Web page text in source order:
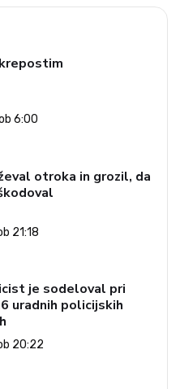
6:00
otroka in grozil, da
21:18
je sodeloval pri
uradnih policijskih
20:22